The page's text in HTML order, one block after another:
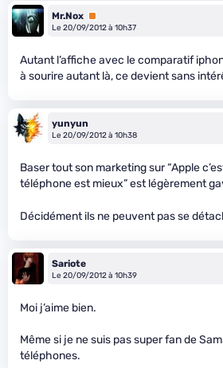
Mr.Nox Premium
Le 20/09/2012 à 10h37
Autant l’affiche avec le comparatif
à sourire autant là, ce devient sans
yunyun
Le 20/09/2012 à 10h38
Baser tout son marketing sur “Apple
téléphone est mieux” est légèrement
Décidément ils ne peuvent pas se
Sariote
Le 20/09/2012 à 10h39
Moi j’aime bien.
Même si je ne suis pas super fan de
téléphones.